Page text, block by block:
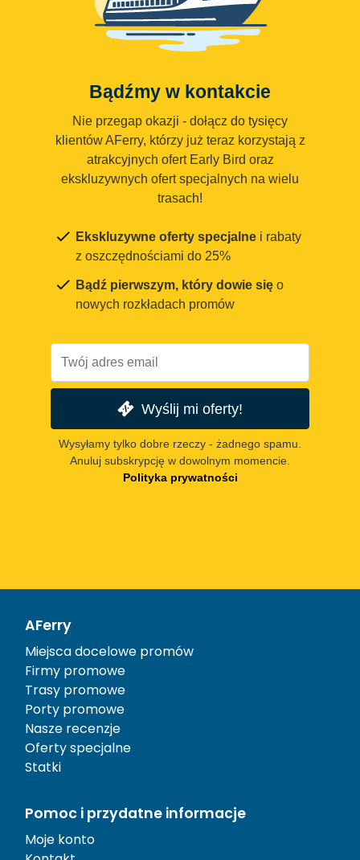
Bądźmy w kontakcie
Nie przegap okazji - dołącz do tysięcy
klientów AFerry, którzy już teraz korzystają z
atrakcyjnych ofert Early Bird oraz
ekskluzywnych ofert specjalnych na wielu
trasach!
Ekskluzywne oferty specjalne i rabaty
z oszczędnościami do 25%
Bądź pierwszym, który dowie się o
nowych rozkładach promów
Wyślij mi oferty!
Wysyłamy tylko dobre rzeczy - żadnego spamu.
Anuluj subskrypcję w dowolnym momencie.
Polityka prywatności
AFerry
Miejsca docelowe promów
Firmy promowe
Trasy promowe
Porty promowe
Nasze recenzje
Oferty specjalne
Statki
Pomoc i przydatne informacje
Moje konto